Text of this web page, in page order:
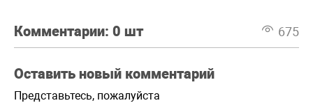
Комментарии: 0 шт 675
Оставить новый комментарий
Представьтесь, пожалуйста